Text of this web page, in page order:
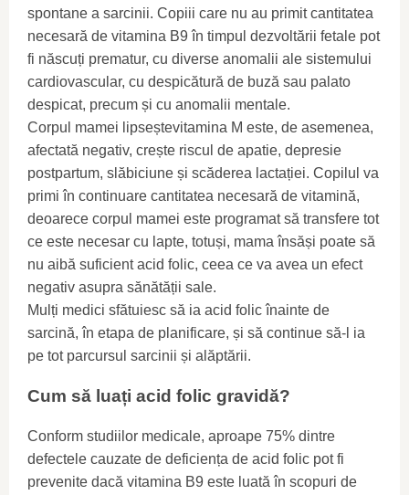
spontane a sarcinii. Copiii care nu au primit cantitatea
necesară de vitamina B9 în timpul dezvoltării fetale pot
fi născuți prematur, cu diverse anomalii ale sistemului
cardiovascular, cu despicătură de buză sau palato
despicat, precum și cu anomalii mentale.
Corpul mamei lipseștevitamina M este, de asemenea,
afectată negativ, crește riscul de apatie, depresie
postpartum, slăbiciune și scăderea lactației. Copilul va
primi în continuare cantitatea necesară de vitamină,
deoarece corpul mamei este programat să transfere tot
ce este necesar cu lapte, totuși, mama însăși poate să
nu aibă suficient acid folic, ceea ce va avea un efect
negativ asupra sănătății sale.
Mulți medici sfătuiesc să ia acid folic înainte de
sarcină, în etapa de planificare, și să continue să-l ia
pe tot parcursul sarcinii și alăptării.
Cum să luați acid folic gravidă?
Conform studiilor medicale, aproape 75% dintre
defectele cauzate de deficiența de acid folic pot fi
prevenite dacă vitamina B9 este luată în scopuri de